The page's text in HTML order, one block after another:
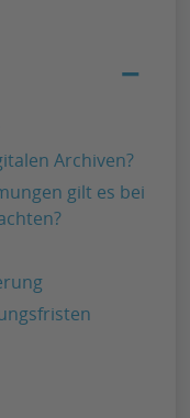
−
Archiven?
gilt es bei